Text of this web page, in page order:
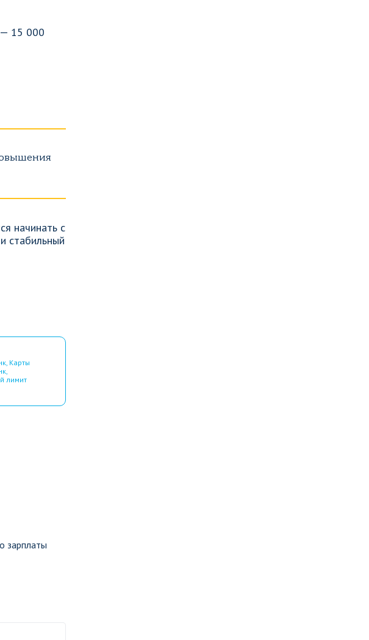
— 15 000
начинать с
стабильный
, Карты
,
лимит
зарплаты